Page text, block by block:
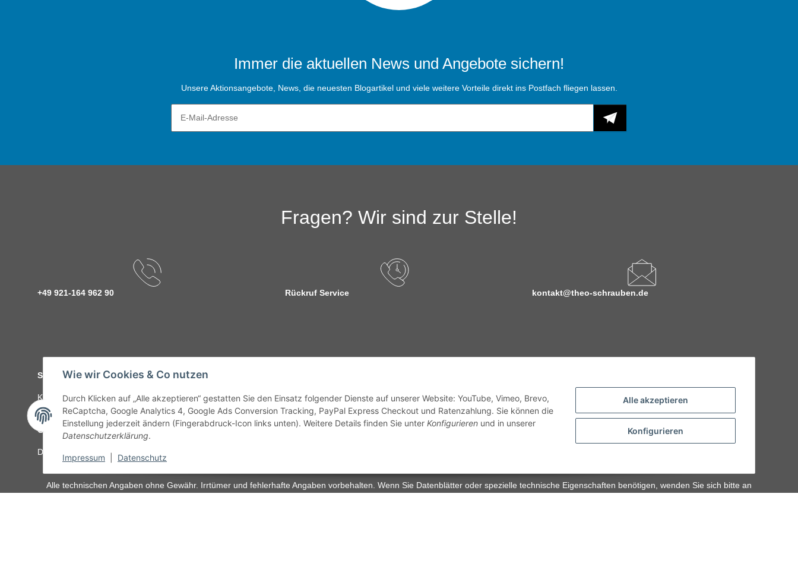
Alle akzeptieren
Konfigurieren
Wie wir Cookies & Co nutzen
Durch Klicken auf „Alle akzeptieren“ gestatten Sie den Einsatz folgender Dienste auf unserer Website: YouTube, Vimeo, Brevo,
ReCaptcha, Google Analytics 4, Google Ads Conversion Tracking, PayPal Express Checkout und Ratenzahlung. Sie können die
Einstellung jederzeit ändern (Fingerabdruck-Icon links unten). Weitere Details finden Sie unter Konfigurieren und in unserer
Datenschutzerklärung.
Impressum Datenschutz
Immer die aktuellen News und Angebote sichern!
Unsere Aktionsangebote, News, die neuesten Blogartikel und viele weitere Vorteile direkt ins Postfach fliegen lassen.
Fragen? Wir sind zur Stelle!
+49 921-164 962 90 Rückruf Service kontakt@theo-schrauben.de
Service
Kontakt C-Teile Management Sonderteile Karriere Versandinformationen
Gesetzliche Informationen
Datenschutz AGB
Alle technischen Angaben ohne Gewähr. Irrtümer und fehlerhafte Angaben vorbehalten. Wenn Sie Datenblätter oder spezielle technische Eigenschaften benötigen, wenden Sie sich bitte an